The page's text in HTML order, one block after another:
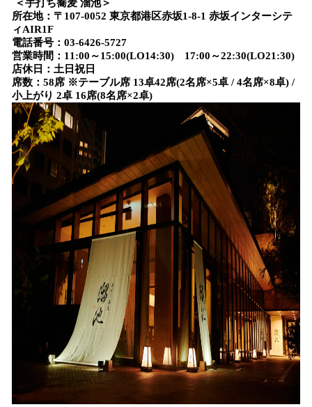
＜手打ち蕎麦 溜池＞
所在地：〒107-0052 東京都港区赤坂1-8-1 赤坂インターシテ
ィAIR1F
電話番号：03-6426-5727
営業時間：11:00～15:00(LO14:30) 17:00～22:30(LO21:30)
店休日：土日祝日
席数：58席 ※テーブル席 13卓42席(2名席×5卓 / 4名席×8卓) /
小上がり 2卓 16席(8名席×2卓)